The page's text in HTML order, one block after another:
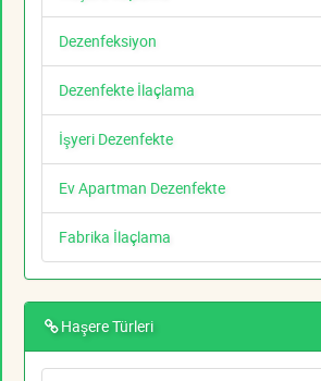
Dezenfeksiyon
Dezenfekte İlaçlama
İşyeri Dezenfekte
Ev Apartman Dezenfekte
Fabrika İlaçlama
Haşere Türleri